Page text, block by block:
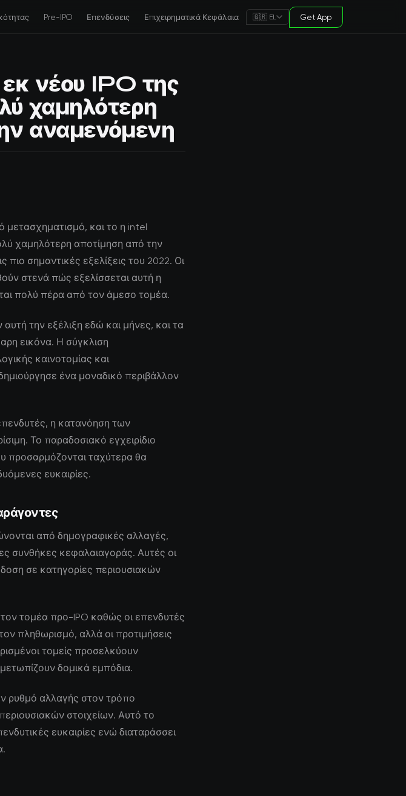
Pre-IPO Επενδύσεις Επιχειρηματικά Κεφάλαια 🇬🇷 EL Get App
νέου IPO της
χαμηλότερη
αναμενόμενη
μετασχηματισμό, και το η intel
χαμηλότερη αποτίμηση από την
σημαντικές εξελίξεις του 2022. Οι
στενά πώς εξελίσσεται αυτή η
πολύ πέρα από τον άμεσο τομέα.
την εξέλιξη εδώ και μήνες, και τα
εικόνα. Η σύγκλιση
καινοτομίας και
ένα μοναδικό περιβάλλον
η κατανόηση των
Το παραδοσιακό εγχειρίδιο
προσαρμόζονται ταχύτερα θα
ευκαιρίες.
από δημογραφικές αλλαγές,
συνθήκες κεφαλαιαγοράς. Αυτές οι
σε κατηγορίες περιουσιακών
τομέα προ-IPO καθώς οι επενδυτές
πληθωρισμό, αλλά οι προτιμήσεις
τομείς προσελκύουν
δομικά εμπόδια.
ρυθμό αλλαγής στον τρόπο
στοιχείων. Αυτό το
ευκαιρίες ενώ διαταράσσει